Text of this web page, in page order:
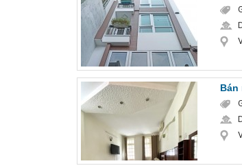
Bán